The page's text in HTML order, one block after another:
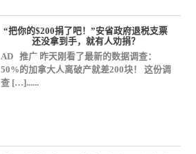
“把你的$200捐了吧！”安省政府退税支票
还没拿到手，就有人劝捐？
AD 推广 昨天刚看了最新的数据调查：
50%的加拿大人离破产就差200块！ 这份调
查 […]......